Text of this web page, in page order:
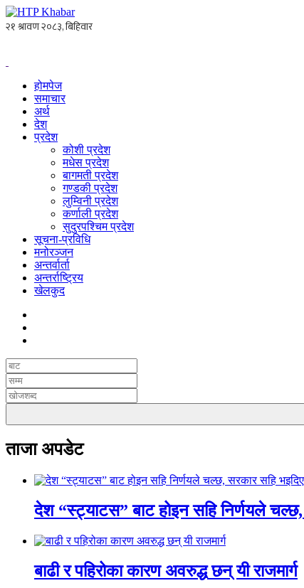
होमपेज
समाचार
अर्थ
देश
प्रदेश
कोशी प्रदेश
मधेस प्रदेश
बागमती प्रदेश
गण्डकी प्रदेश
लुम्विनी प्रदेश
कर्णाली प्रदेश
सुदुरपश्चिम प्रदेश
सूचना-प्रविधि
मनोरञ्जन
अन्तर्वार्ता
अन्तर्राष्ट्रिय
खेलकुद
ताजा अपडेट
देश “स्ट्याटस” बाट होइन सहि निर्णयले
बाढी र पहिरोका कारण अवरुद्ध छन् यी राजमार्ग